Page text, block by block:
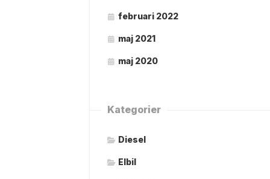
februari 2022
maj 2021
maj 2020
Kategorier
Diesel
Elbil